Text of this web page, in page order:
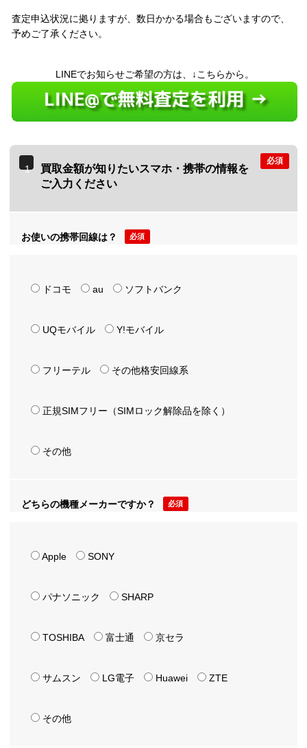
査定申込状況に拠りますが、数日かかる場合もございますので、
予めご了承ください。
LINEでお知らせご希望の方は、↓こちらから。
1
買取金額が知りたいスマホ・携帯の情報を
ご入力ください
必須
お使いの携帯回線は？ 必須
ドコモ au ソフトバンク
UQモバイル Y!モバイル
フリーテル その他格安回線系
正規SIMフリー（SIMロック解除品を除く）
その他
どちらの機種メーカーですか？ 必須
Apple SONY
パナソニック SHARP
TOSHIBA 富士通 京セラ
サムスン LG電子 Huawei ZTE
その他